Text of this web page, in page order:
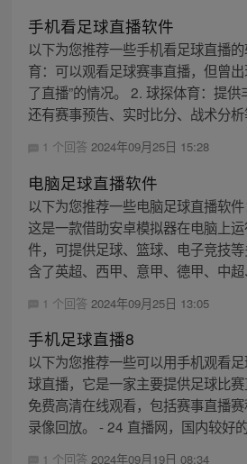
手机看足球直播软件
以下为您推荐一些手机看足球直播
育：可以观看足球赛事直播，但曾
了直播”的情况。 2. 球探体育：提供
还有赛事预告、实时比分、战术分
1 个回答 2024年09月25日 15:28
电脑足球直播软件
以下为您推荐一些电脑足球直播软件
这是一款借助安卓模拟器在电脑上
件，可提供足球、篮球、电子竞技
含了英超、西甲、意甲、德甲、中
1 个回答 2024年09月25日 13:05
手机足球直播8
以下为您推荐一些可以用手机观看
球直播，它是一家主要提供足球比
免费高清在线观看，包括赛事直播
录像回放。 - 24 直播网，国内较好
1 个回答 2024年09月19日 08:34